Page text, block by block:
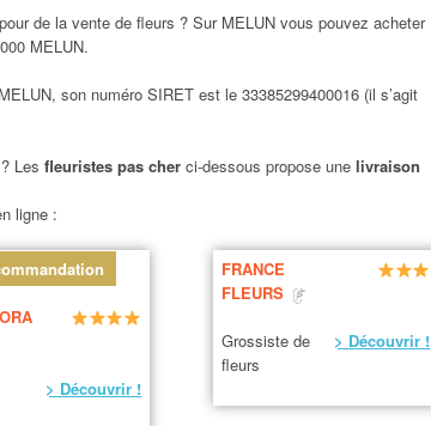
BONSAI
de la vente de fleurs ? Sur MELUN vous pouvez acheter
MELUN.
son numéro SIRET est le 33385299400016 (il s’agit
Les fleuristes pas cher ci-dessous propose une livraison
ligne :
> Découvrir !
FRANCE
FLEURS
Grossiste de
fleurs
> Découvrir !